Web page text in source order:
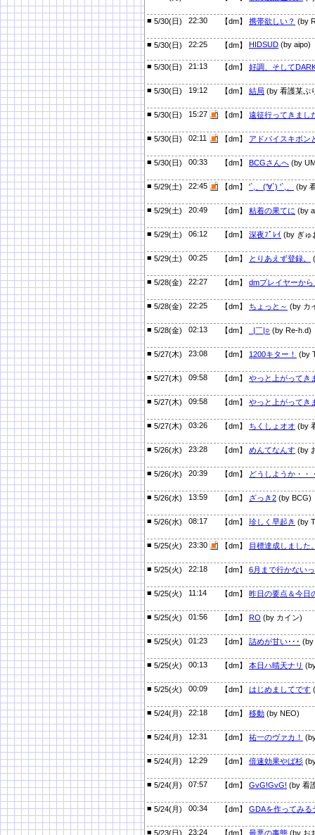
■ 5/30(日) 22:30 【dm】 携帯欲しい？ (by
■ 5/30(日) 22:25 【dm】 HIDSUD (by aipo)
■ 5/30(日) 21:13 【dm】 好調、そして
■ 5/30(日) 19:12 【dm】 結局 (by 看護某ぷ
■ 5/30(日) 15:27 【dm】 遠征行ってきまし
■ 5/30(日) 02:11 【dm】 アドバイスキボン
■ 5/30(日) 00:33 【dm】 BCGさんへ (by
■ 5/29(土) 22:45 【dm】 '`,、('∀`) '`,、 (by
■ 5/29(土) 20:49 【dm】 粘着の果てに (by
■ 5/29(土) 06:12 【dm】 深夜ﾌﾟﾚｲ (by ぎゅ
■ 5/29(土) 00:25 【dm】 とりあえず登録。
■ 5/28(金) 22:27 【dm】 dmプレイヤーか
■ 5/28(金) 22:25 【dm】 ちょっと～ (by カ
■ 5/28(金) 02:13 【dm】 _|￣|○ (by Re-h.d)
■ 5/27(木) 23:08 【dm】 1200キター！ (by
■ 5/27(木) 09:58 【dm】 やっと上がってき
■ 5/27(木) 09:58 【dm】 やっと上がってき
■ 5/27(木) 03:26 【dm】 ちくしょオオ (by
■ 5/26(水) 23:28 【dm】 めんてなんす (by
■ 5/26(水) 20:39 【dm】 どうしようか・・
■ 5/26(水) 13:59 【dm】 ざっき2 (by BCG)
■ 5/26(水) 08:17 【dm】 珍しく早起き (by
■ 5/25(火) 23:30 【dm】 目標達成しました
■ 5/25(火) 22:18 【dm】 6月まで行かない
■ 5/25(火) 11:14 【dm】 昨日の要点＆今日
■ 5/25(火) 01:56 【dm】 RO (by カイン)
■ 5/25(火) 01:23 【dm】 詰めが甘い･･･ (by
■ 5/25(火) 00:13 【dm】 本日ハ晴天ナリ
■ 5/25(火) 00:09 【dm】 はじめましてです
■ 5/24(月) 22:18 【dm】 移動 (by NEO)
■ 5/24(月) 12:31 【dm】 祐一のヴァカ！
■ 5/24(月) 12:29 【dm】 倍速効果やば杉
■ 5/24(月) 07:57 【dm】 GvG!GvG! (by 看
■ 5/24(月) 00:34 【dm】 GDAを作ってみる
■ 5/23(日) 23:24 【dm】 最悪の事態 (by お